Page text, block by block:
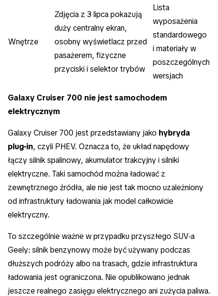
Wnętrze
Zdjęcia z 3 lipca pokazują
duży centralny ekran,
osobny wyświetlacz przed
pasażerem, fizyczne
przyciski i selektor trybów
Lista
wyposażenia
standardowego
i materiały w
poszczególnych
wersjach
Galaxy Cruiser 700 nie jest samochodem
elektrycznym
Galaxy Cruiser 700 jest przedstawiany jako hybryda
plug-in, czyli PHEV. Oznacza to, że układ napędowy
łączy silnik spalinowy, akumulator trakcyjny i silniki
elektryczne. Taki samochód można ładować z
zewnętrznego źródła, ale nie jest tak mocno uzależniony
od infrastruktury ładowania jak model całkowicie
elektryczny.
To szczególnie ważne w przypadku przyszłego SUV-a
Geely: silnik benzynowy może być używany podczas
dłuższych podróży albo na trasach, gdzie infrastruktura
ładowania jest ograniczona. Nie opublikowano jednak
jeszcze realnego zasięgu elektrycznego ani zużycia paliwa.